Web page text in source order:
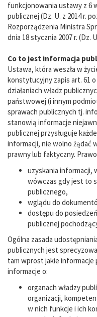
funkcjonowania ustawy z 6
publicznej (Dz. U. z 2014 r.
Rozporządzenia Ministra
dnia 18 stycznia 2007 r. (Dz.
Co to jest informacja
Ustawa, która weszła w
konstytucyjny zapis art. 61
działaniach władz
państwowej (i innym
sprawach publicznych tj.
stanowią informacje
publicznej przysługuje
informacji, nie wolno żądać
prawny lub faktyczny.
uzyskania informacji,
wówczas gdy jest to
publicznego,
wglądu do
dostępu do
publicznej
Ogólna zasada
publicznych jest
tam wprost jakie informacje
informacje o:
organach władzy
organizacji,
w nich funkcje i ich